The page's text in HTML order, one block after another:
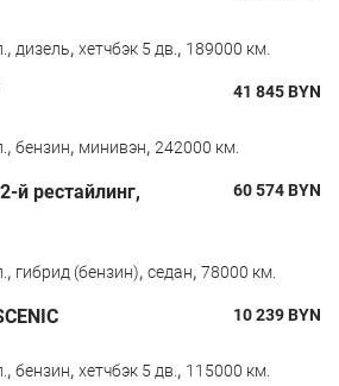
, дизель, хетчбэк 5 дв., 189000 км.
41 845BYN
, бензин, минивэн, 242000 км.
й рестайлинг,
60 574BYN
, гибрид (бензин), седан, 78000 км.
10 239BYN
, бензин, хетчбэк 5 дв., 115000 км.